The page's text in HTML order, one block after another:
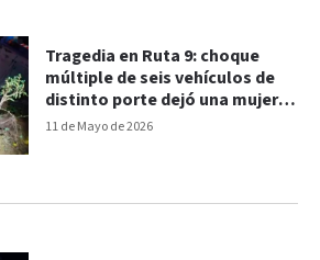
11 de Mayo de 2026
Tragedia en Ruta 9: choque
múltiple de seis vehículos de
distinto porte dejó una mujer
fallecida y nueve heridos